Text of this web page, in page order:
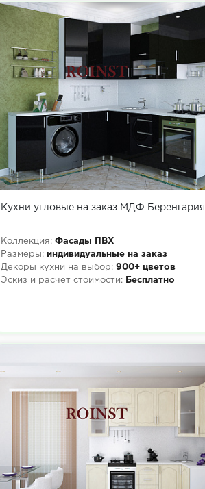
Кухни угловые на заказ МДФ Беренгария
Коллекция: Фасады ПВХ
Размеры: индивидуальные на заказ
Декоры кухни на выбор: 900+ цветов
Эскиз и расчет стоимости:
Бесплатно